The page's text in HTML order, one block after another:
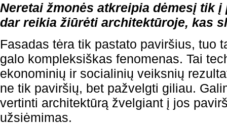
Neretai žmonės atkreipia dėmesį tik į
dar reikia žiūrėti architektūroje, kas
Fasadas tėra tik pastato paviršius, tuo
galo kompleksiškas fenomenas. Tai
ekonominių ir socialinių veiksnių
ne tik paviršių, bet pažvelgti giliau.
vertinti architektūrą žvelgiant į jos
užsiėmimas.